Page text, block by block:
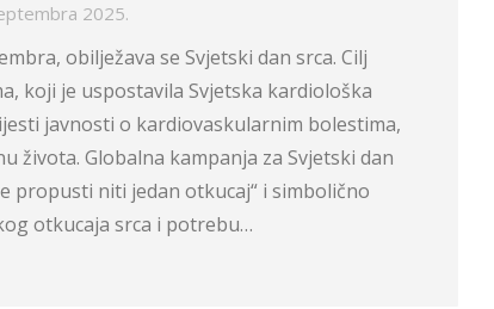
2025.
obilježava se Svjetski dan srca. Cilj
koji je uspostavila Svjetska kardiološka
javnosti o kardiovaskularnim bolestima,
života. Globalna kampanja za Svjetski dan
propusti niti jedan otkucaj“ i simbolično
otkucaja srca i potrebu…